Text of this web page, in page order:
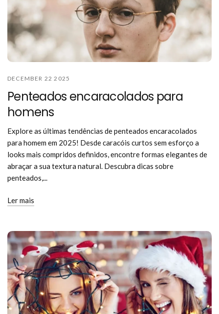
DECEMBER 22 2025
Penteados encaracolados para
homens
Explore as últimas tendências de penteados encaracolados
para homem em 2025! Desde caracóis curtos sem esforço a
looks mais compridos definidos, encontre formas elegantes de
abraçar a sua textura natural. Descubra dicas sobre
penteados,...
Ler mais